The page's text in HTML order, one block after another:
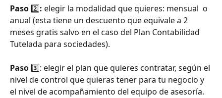
Paso 2️⃣: elegir la modalidad que quieres: mensual  o
anual (esta tiene un descuento que equivale a 2
meses gratis salvo en el caso del Plan Contabilidad
Tutelada para sociedades).
Paso 3️⃣: elegir el plan que quieres contratar, según el
nivel de control que quieras tener para tu negocio y
el nivel de acompañamiento del equipo de asesoría.